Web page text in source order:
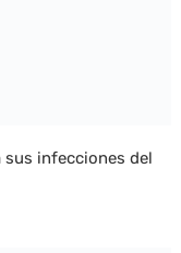
sus infecciones del